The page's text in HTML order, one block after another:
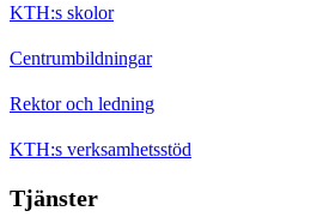
KTH:s skolor
Centrumbildningar
Rektor och ledning
KTH:s verksamhetsstöd
Tjänster